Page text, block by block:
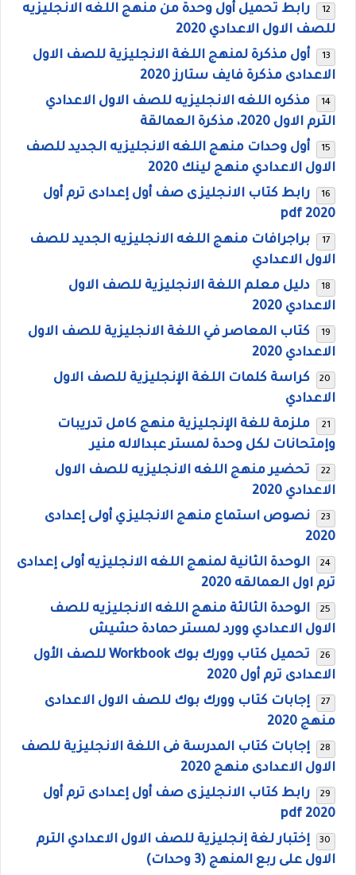
رابط تحميل أول وحدة من منهج اللغه الانجليزيه
للصف الاول الاعدادي 2020
أول مذكرة لمنهج اللغة الانجليزية للصف الاول
الاعدادى مذكرة فايف ستارز 2020
مذكره اللغه الانجليزيه للصف الاول الاعدادي
الترم الاول 2020، مذكرة العمالقة
أول وحدات منهج اللغه الانجليزيه الجديد للصف
الاول الاعدادي منهج لينك 2020
رابط كتاب الانجليزى صف أول إعدادى ترم أول
2020 pdf
براجرافات منهج اللغه الانجليزيه الجديد للصف
الاول الاعدادي
دليل معلم اللغة الانجليزية للصف الاول
الاعدادي 2020
كتاب المعاصر في اللغة الانجليزية للصف الاول
الاعدادي 2020
كراسة كلمات اللغة الإنجليزية للصف الاول
الاعدادي
ملزمة للغة الإنجليزية منهج كامل تدريبات
وإمتحانات لكل وحدة لمستر عبدالاله منير
تحضير منهج اللغه الانجليزيه للصف الاول
الاعدادي 2020
نصوص استماع منهج الانجليزي أولى إعدادى
2020
الوحدة الثانية لمنهج اللغه الانجليزيه أولى إعدادى
ترم اول العمالقه 2020
الوحدة الثالثة منهج اللغه الانجليزيه للصف
الاول الاعدادي وورد لمستر حمادة حشيش
تحميل كتاب وورك بوك Workbook للصف الأول
الاعدادى ترم أول 2020
إجابات كتاب وورك بوك للصف الاول الاعدادى
منهج 2020
إجابات كتاب المدرسة فى اللغة الانجليزية للصف
الاول الاعدادى منهج 2020
رابط كتاب الانجليزى صف أول إعدادى ترم أول
2020 pdf
إختبار لغة إنجليزية للصف الاول الاعدادي الترم
الاول على ربع المنهج (3 وحدات)